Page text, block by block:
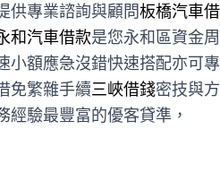
供專業諮詢與顧問板橋汽車
和汽車借款是您永和區資金
小額應急沒錯快速搭配亦可
免繁雜手續三峽借錢密技與
經驗最豐富的優客貸準，